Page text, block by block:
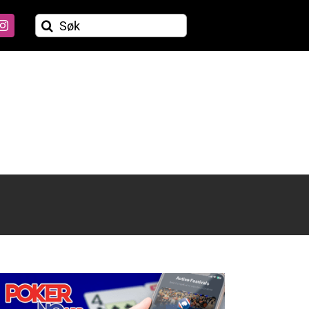
Søk
etter: